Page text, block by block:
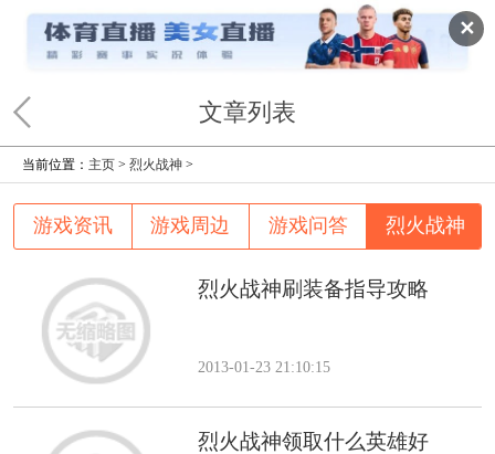
✕
文章列表
当前位置： 主页 > 烈火战神 >
游戏资讯 游戏周边 游戏问答 烈火战神
烈火战神刷装备指导攻略
2013-01-23 21:10:15
烈火战神领取什么英雄好